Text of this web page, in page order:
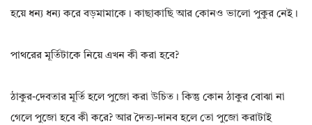
হয়ে ধন্য ধন্য করে বড়মামাকে। কাছাকাছি আর কোনও ভালো পুকুর নেই।
পাথরের মূর্তিটাকে নিয়ে এখন কী করা হবে?
ঠাকুর-দেবতার মূর্তি হলে পুজো করা উচিত। কিন্তু কোন ঠাকুর বোঝা না
গেলে পুজো হবে কী করে? আর দৈত্য-দানব হলে তো পুজো করাটাই